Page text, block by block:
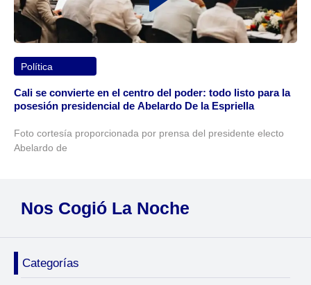
Política
Cali se convierte en el centro del poder: todo listo para la
posesión presidencial de Abelardo De la Espriella
Foto cortesía proporcionada por prensa del presidente electo
Abelardo de
Nos Cogió La Noche
Categorías